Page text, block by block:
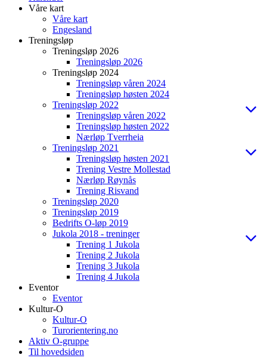
Våre kart
Våre kart
Engesland
Treningsløp
Treningsløp 2026
Treningsløp 2026
Treningsløp 2024
Treningsløp våren 2024
Treningsløp høsten 2024
Treningsløp 2022
Treningsløp våren 2022
Treningsløp høsten 2022
Nærløp Tverrheia
Treningsløp 2021
Treningsløp høsten 2021
Trening Vestre Mollestad
Nærløp Røynås
Trening Risvand
Treningsløp 2020
Treningsløp 2019
Bedrifts O-løp 2019
Jukola 2018 - treninger
Trening 1 Jukola
Trening 2 Jukola
Trening 3 Jukola
Trening 4 Jukola
Eventor
Eventor
Kultur-O
Kultur-O
Turorientering.no
Aktiv O-gruppe
Til hovedsiden